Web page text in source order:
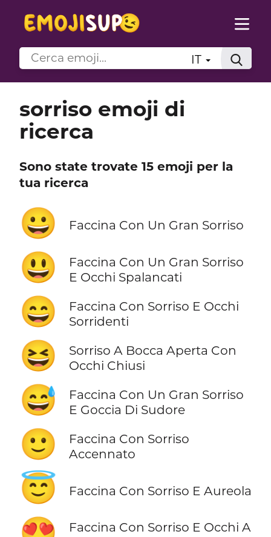
IT
sorriso emoji di
ricerca
Sono state trovate 15 emoji per la
tua ricerca
😀 Faccina Con Un Gran Sorriso
😃
Faccina Con Un Gran Sorriso
E Occhi Spalancati
😄
Faccina Con Sorriso E Occhi
Sorridenti
😆
Sorriso A Bocca Aperta Con
Occhi Chiusi
😅
Faccina Con Un Gran Sorriso
E Goccia Di Sudore
🙂
Faccina Con Sorriso
Accennato
😇 Faccina Con Sorriso E Aureola
Faccina Con Sorriso E Occhi A